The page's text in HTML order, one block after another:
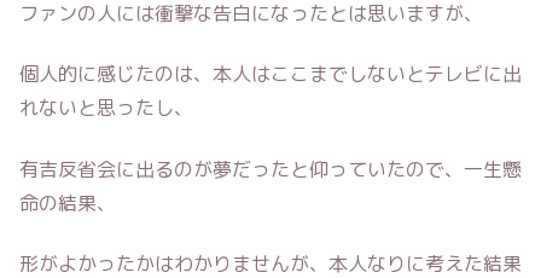
ファンの人には衝撃な告白になったとは思いますが、
個人的に感じたのは、本人はここまでしないとテレビに出
れないと思ったし、
有吉反省会に出るのが夢だったと仰っていたので、一生懸
命の結果、
形がよかったかはわかりませんが、本人なりに考えた結果